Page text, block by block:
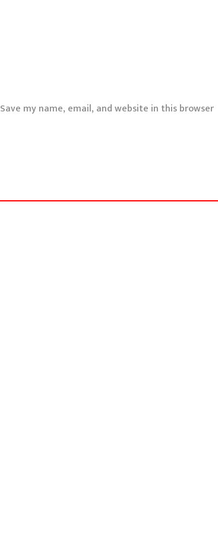
Save my name, email, and website in this browser